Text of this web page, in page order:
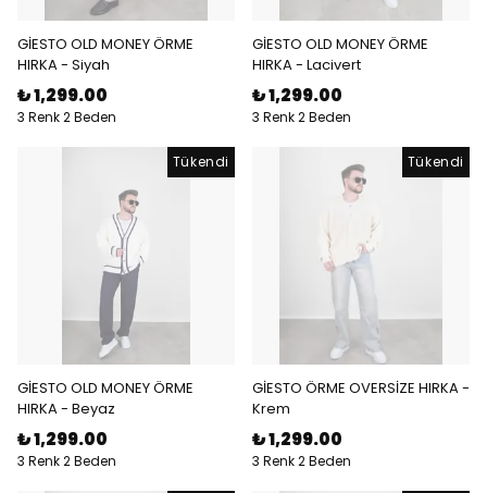
GİESTO OLD MONEY ÖRME
HIRKA - Siyah
₺ 1,299.00
3 Renk 2 Beden
GİESTO OLD MONEY ÖRME
HIRKA - Lacivert
₺ 1,299.00
3 Renk 2 Beden
Tükendi
GİESTO OLD MONEY ÖRME
HIRKA - Beyaz
₺ 1,299.00
3 Renk 2 Beden
Tükendi
GİESTO ÖRME OVERSİZE HIRKA -
Krem
₺ 1,299.00
3 Renk 2 Beden